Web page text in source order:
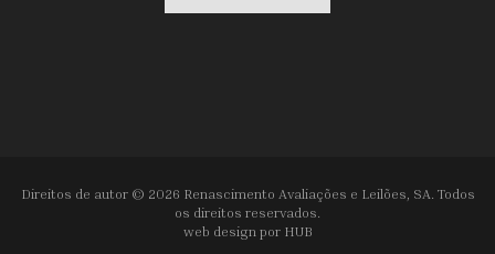
Direitos de autor © 2026 Renascimento Avaliações e Leilões, SA. Todos
os direitos reservados.
web design por HUB